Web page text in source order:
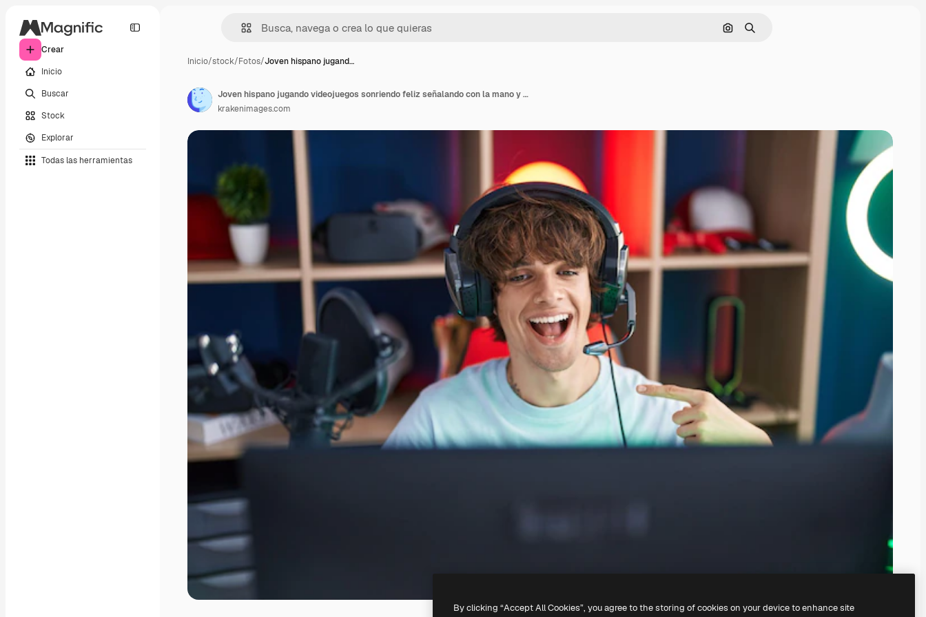
Crear
Inicio
Buscar
Stock
Explorar
Todas las herramientas
Buscar por imagen
Buscar
Inicio/stock/Fotos/Joven hispano jugand…
Joven hispano jugando videojuegos sonriendo feliz señalando con la mano y el dedo
krakenimages.com
By clicking “Accept All Cookies”, you agree to the storing of cookies on your device to enhance site